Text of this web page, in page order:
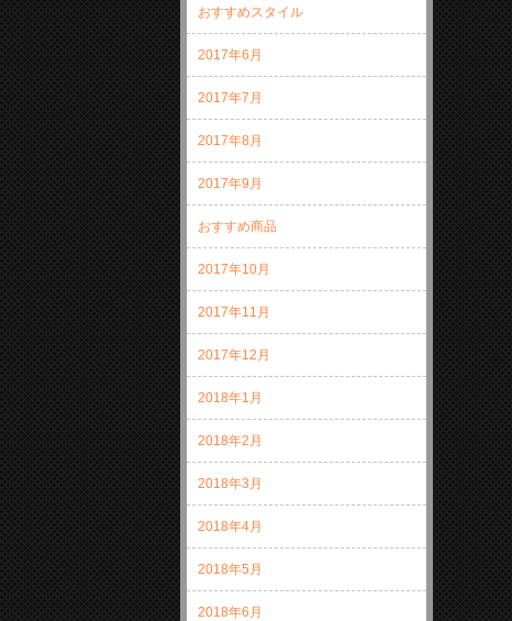
おすすめスタイル
2017年6月
2017年7月
2017年8月
2017年9月
おすすめ商品
2017年10月
2017年11月
2017年12月
2018年1月
2018年2月
2018年3月
2018年4月
2018年5月
2018年6月